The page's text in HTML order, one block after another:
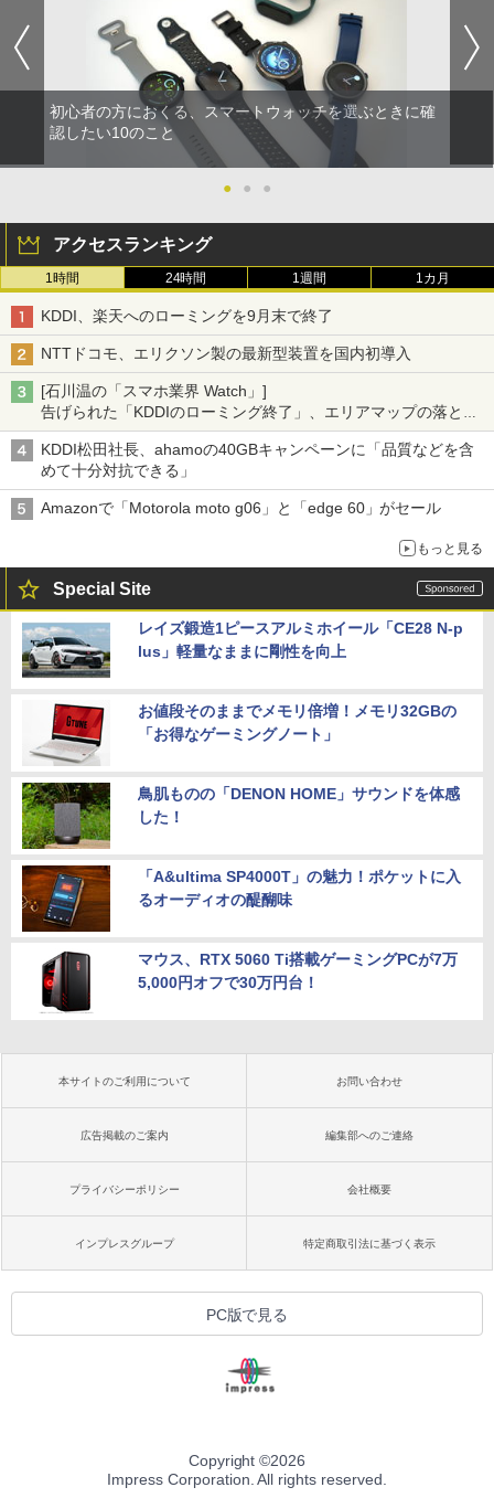
初心者の方におくる、スマートウォッチを選ぶときに確
認したい10のこと
● ● ●
アクセスランキング
1時間 24時間 1週間 1カ月
KDDI、楽天へのローミングを9月末で終了
NTTドコモ、エリクソン製の最新型装置を国内初導入
[石川温の「スマホ業界 Watch」]
告げられた「KDDIのローミング終了」、エリアマップの落とし
穴と楽天モバイルの課題
KDDI松田社長、ahamoの40GBキャンペーンに「品質などを含
めて十分対抗できる」
Amazonで「Motorola moto g06」と「edge 60」がセール
もっと見る
Special Site
レイズ鍛造1ピースアルミホイール「CE28 N-p
lus」軽量なままに剛性を向上
お値段そのままでメモリ倍増！メモリ32GBの
「お得なゲーミングノート」
鳥肌ものの「DENON HOME」サウンドを体感
した！
「A&ultima SP4000T」の魅力！ポケットに入
るオーディオの醍醐味
マウス、RTX 5060 Ti搭載ゲーミングPCが7万
5,000円オフで30万円台！
本サイトのご利用について お問い合わせ
広告掲載のご案内 編集部へのご連絡
プライバシーポリシー 会社概要
インプレスグループ 特定商取引法に基づく表示
PC版で見る
Copyright ©2026
Impress Corporation. All rights reserved.